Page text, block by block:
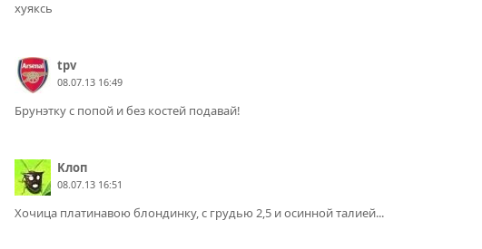
хуяксь
tpv
08.07.13 16:49
Брунэтку с попой и без костей подавай!
Kлоп
08.07.13 16:51
Хочица платинавою блондинку, с грудью 2,5 и осинной талией...